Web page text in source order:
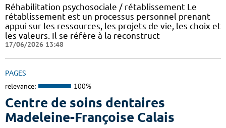
Réhabilitation psychosociale / rétablissement Le
rétablissement est un processus personnel prenant
appui sur les ressources, les projets de vie, les choix et
les valeurs. Il se réfère à la reconstruct
17/06/2026 13:48
PAGES
relevance: 100%
Centre de soins dentaires
Madeleine-Françoise Calais